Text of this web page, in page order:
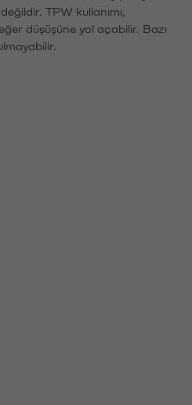
TPW kullanımı,
düşüşüne yol açabilir. Bazı